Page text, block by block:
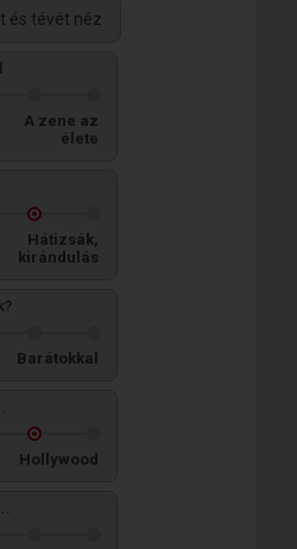
és tévét néz
A zene az
élete
Hátizsák,
kirándulás
Barátokkal
Hollywood